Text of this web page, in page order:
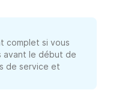
complet si vous
avant le début de
de service et